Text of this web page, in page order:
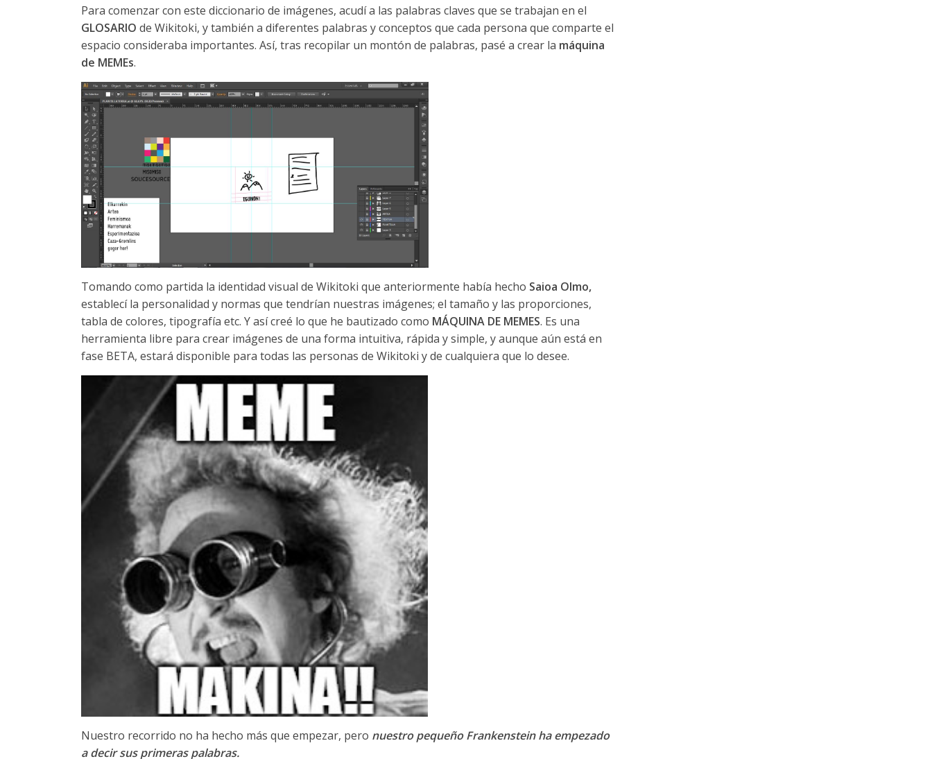
Para comenzar con este diccionario de imágenes, acudí a las palabras claves que se trabajan en el
GLOSARIO de Wikitoki, y también a diferentes palabras y conceptos que cada persona que comparte el
espacio consideraba importantes. Así, tras recopilar un montón de palabras, pasé a crear la máquina
de MEMEs.
Tomando como partida la identidad visual de Wikitoki que anteriormente había hecho Saioa Olmo,
establecí la personalidad y normas que tendrían nuestras imágenes; el tamaño y las proporciones,
tabla de colores, tipografía etc. Y así creé lo que he bautizado como MÁQUINA DE MEMES. Es una
herramienta libre para crear imágenes de una forma intuitiva, rápida y simple, y aunque aún está en
fase BETA, estará disponible para todas las personas de Wikitoki y de cualquiera que lo desee.
Nuestro recorrido no ha hecho más que empezar, pero nuestro pequeño Frankenstein ha empezado
a decir sus primeras palabras.